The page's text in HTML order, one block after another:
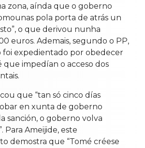
zona, aínda que o goberno
pola porta de atrás un
o que derivou nunha
euros. Ademais, segundo o PP,
foi expedientado por obedecer
que impedían o acceso dos
que “tan só cinco días
en xunta de goberno
sanción, o goberno volva
Para Ameijide, este
demostra que “Tomé créese